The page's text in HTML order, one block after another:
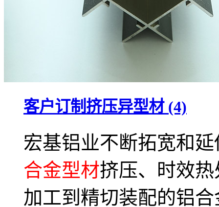
客户订制挤压异型材 (4)
宏基铝业不断拓宽和
合金型材挤压、时效
加工到精切装配的铝